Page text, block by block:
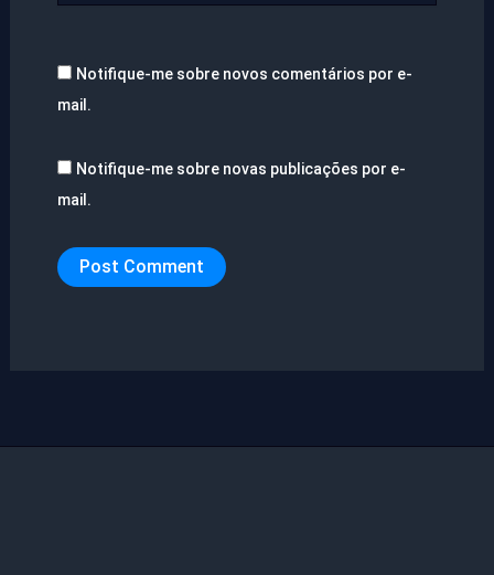
Notifique-me sobre novos comentários por e-
mail.
Notifique-me sobre novas publicações por e-
mail.